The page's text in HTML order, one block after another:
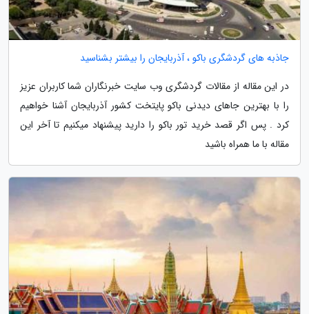
جاذبه های گردشگری باکو ، آذربایجان را بیشتر بشناسید
در این مقاله از مقالات گردشگری وب سایت خبرنگاران شما کاربران عزیز
را با بهترین جاهای دیدنی باکو پایتخت کشور آذربایجان آشنا خواهیم
کرد . پس اگر قصد خرید تور باکو را دارید پیشنهاد میکنیم تا آخر این
مقاله با ما همراه باشید